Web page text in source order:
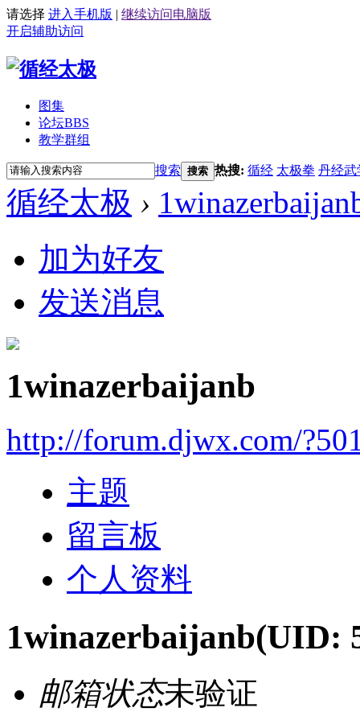
请选择 进入手机版 | 继续访问电脑版
开启辅助访问
图集
论坛BBS
教学群组
搜索 搜索 热搜: 循经 太极拳 丹经武
循经太极 ›
加为好友
发送消息
1winazerbaijanb
http://forum.djwx.com/
主题
留言板
个人资料
1winazerbaijanb(UID:
邮箱状态未验证